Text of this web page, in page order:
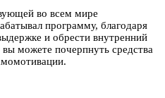
во всем мире
программу, благодаря
и обрести внутренний
можете почерпнуть средства